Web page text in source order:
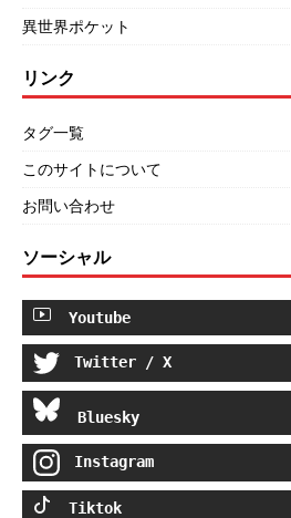
異世界ポケット
リンク
タグ一覧
このサイトについて
お問い合わせ
ソーシャル
Youtube
Twitter / X
Bluesky
Instagram
Tiktok